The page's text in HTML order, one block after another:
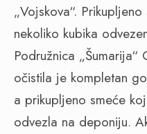
„Vojskova“.
nekoliko kubika
Podružnica
očistila je kompletan
a prikupljeno smeće
odvezla na deponiju.